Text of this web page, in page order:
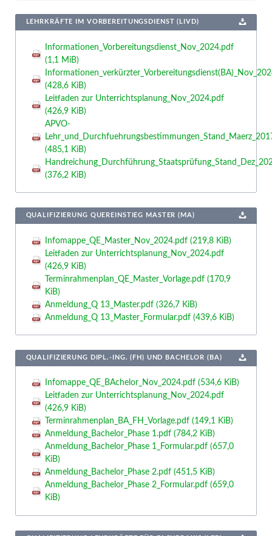
LEHRKRÄFTE IM VORBEREITUNGSDIENST (LIVD)
Informationen_Vorbereitungsdienst_Nov_2024.pdf
(1,1 MiB)
(428,6 KiB)
Leitfaden zur Unterrichtsplanung_Nov_2024.pdf
(426,9 KiB)
APVO-
(485,1 KiB)
(376,2 KiB)
QUALIFIZIERUNG QUEREINSTIEG MASTER (MA)
Infomappe_QE_Master_Nov_2024.pdf(219,8 KiB)
Leitfaden zur Unterrichtsplanung_Nov_2024.pdf
(426,9 KiB)
Terminrahmenplan_QE_Master_Vorlage.pdf(170,9
KiB)
Anmeldung_Q 13_Master.pdf(326,7 KiB)
Anmeldung_Q 13_Master_Formular.pdf(439,6 KiB)
QUALIFIZIERUNG DIPL.-ING. (FH) UND BACHELOR (BA)
Infomappe_QE_BAchelor_Nov_2024.pdf(534,6 KiB)
Leitfaden zur Unterrichtsplanung_Nov_2024.pdf
(426,9 KiB)
Terminrahmenplan_BA_FH_Vorlage.pdf(149,1 KiB)
Anmeldung_Bachelor_Phase 1.pdf(784,2 KiB)
Anmeldung_Bachelor_Phase 1_Formular.pdf(657,0
KiB)
Anmeldung_Bachelor_Phase 2.pdf(451,5 KiB)
Anmeldung_Bachelor_Phase 2_Formular.pdf(659,0
KiB)